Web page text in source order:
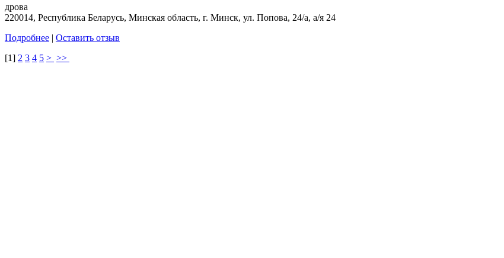
дрова
220014, Республика Беларусь, Минская область, г. Минск, ул. Попова, 24/а, а/я 24
Подробнее | Оставить отзыв
[1] 2 3 4 5 > >>